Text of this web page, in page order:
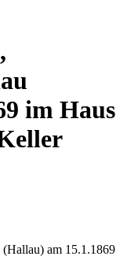
im Haus
am 15.1.1869